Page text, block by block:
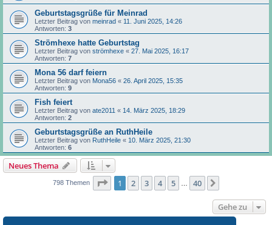
Geburtstagsgrüße für Meinrad
Letzter Beitrag von meinrad « 11. Juni 2025, 14:26
Antworten: 3
Strömhexe hatte Geburtstag
Letzter Beitrag von strömhexe « 27. Mai 2025, 16:17
Antworten: 7
Mona 56 darf feiern
Letzter Beitrag von Mona56 « 26. April 2025, 15:35
Antworten: 9
Fish feiert
Letzter Beitrag von ate2011 « 14. März 2025, 18:29
Antworten: 2
Geburtstagsgrüße an RuthHeile
Letzter Beitrag von RuthHeile « 10. März 2025, 21:30
Antworten: 6
Neues Thema
798 Themen Seite 1von 40
1 2 3 4 5 40
Gehe zu